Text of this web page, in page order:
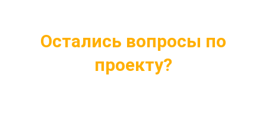
Остались вопросы по
проекту?